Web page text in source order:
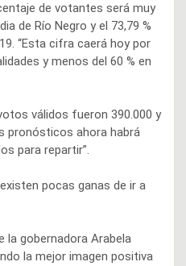
de votantes será muy
de Río Negro y el 73,79 %
“Esta cifra caerá hoy por
y menos del 60 % en
válidos fueron 390.000 y
pronósticos ahora habrá
para repartir”.
pocas ganas de ir a
la gobernadora Arabela
la mejor imagen positiva